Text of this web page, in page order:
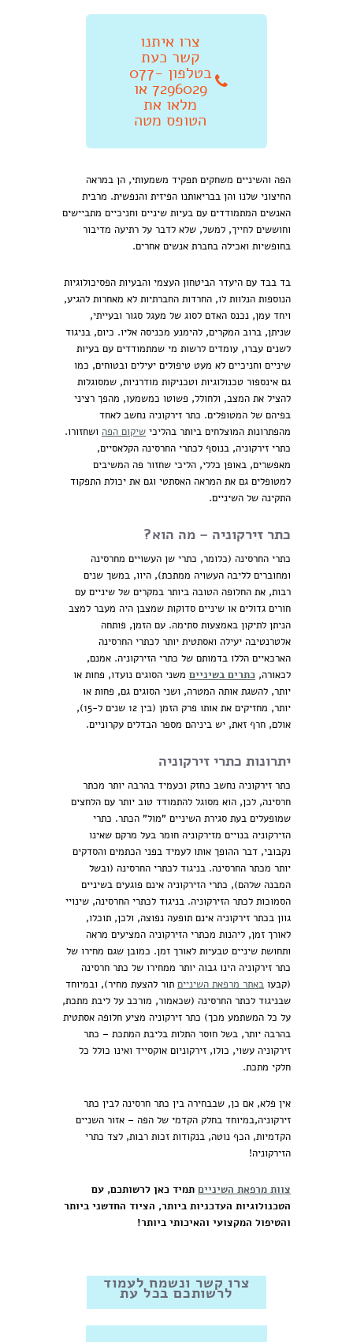
צרו איתנו
קשר כעת
בטלפון 077-
7296029 או
מלאו את
הטופס מטה
הפה והשיניים משחקים תפקיד משמעותי, הן במראה
החיצוני שלנו והן בבריאותנו הפיזית והנפשית. מרבית
האנשים המתמודדים עם בעיות שיניים וחניכיים מתביישים
וחוששים לחייך, למשל, שלא לדבר על רתיעה מדיבור
בחופשיות ואכילה בחברת אנשים אחרים.
בד בבד עם היעדר הביטחון העצמי והבעיות הפסיכולוגיות
הנוספות הנלוות לו, החרדות החברתיות לא מאחרות להגיע,
ויחד עמן, נכנס האדם לסוג של מעגל סגור ובעייתי,
שניתן, ברוב המקרים, להימנע מכניסה אליו. כיום, בניגוד
לשנים עברו, עומדים לרשות מי שמתמודדים עם בעיות
שיניים וחניכיים לא מעט טיפולים יעילים ובטוחים, כמו
גם אינספור טכנולוגיות וטכניקות מודרניות, שמסוגלות
להציל את המצב, ולחולל, פשוטו כמשמעו, מהפך רציני
בפיהם של המטופלים. כתר זירקוניה נחשב לאחד
מהפתרונות המוצלחים ביותר בהליכי שיקום הפה ושחזורו.
כתרי זירקוניה, בנוסף לכתרי החרסינה הקלאסיים,
מאפשרים, באופן כללי, הליכי שחזור פה המשיבים
למטופלים גם את המראה האסתטי וגם את יכולת התפקוד
התקינה של השיניים.
כתר זירקוניה – מה הוא?
כתרי החרסינה (כלומר, כתרי שן העשויים מחרסינה
ומחוברים לליבה העשויה ממתכת), היוו, במשך שנים
רבות, את החלופה הטובה ביותר במקרים של שיניים עם
חורים גדולים או שיניים סדוקות שמצבן היה מעבר למצב
הניתן לתיקון באמצעות סתימה. עם הזמן, פותחה
אלטרנטיבה יעילה ואסתטית יותר לכתרי החרסינה
הארכאיים הללו בדמותם של כתרי הזירקוניה. אמנם,
לכאורה, כתרים בשיניים משני הסוגים נועדו, פחות או
יותר, להשגת אותה המטרה, ושני הסוגים גם, פחות או
יותר, מחזיקים את אותו פרק הזמן (בין 12 שנים ל-15),
אולם, חרף זאת, יש ביניהם מספר הבדלים עקרוניים.
יתרונות כתרי זירקוניה
כתר זירקוניה נחשב כחזק וכעמיד בהרבה יותר מכתר
חרסינה, לכן, הוא מסוגל להתמודד טוב יותר עם הלחצים
שמופעלים בעת סגירת השיניים "מול" הכתר. כתרי
הזירקוניה בנויים מזירקוניה חומר בעל מרקם שאינו
נקבובי, דבר ההופך אותו לעמיד בפני הכתמים והסדקים
יותר מכתר החרסינה. בניגוד לכתרי החרסינה (ובשל
המבנה שלהם), כתרי הזירקוניה אינם פוגעים בשיניים
הסמוכות לכתר הזירקוניה. בניגוד לכתרי החרסינה, שינויי
גוון בכתר זירקוניה אינם תופעה נפוצה, ולכן, תוכלו,
לאורך זמן, ליהנות מכתרי הזירקוניה המציעים מראה
ותחושת שיניים טבעיות לאורך זמן. כמובן שגם מחירו של
כתר זירקוניה הינו גבוה יותר ממחירו של כתר חרסינה
(קבעו באתר מרפאת השיניים תור להצעת מחיר), ובמיוחד
שבניגוד לכתר החרסינה (שכאמור, מורכב על ליבת מתכת,
על כל המשתמע מכך) כתר זירקוניה מציע חלופה אסתטית
בהרבה יותר, בשל חוסר התלות בליבת המתכת – כתר
זירקוניה עשוי, כולו, זירקוניום אוקסייד ואינו כולל כל
חלקי מתכת.
אין פלא, אם כן, שבבחירה בין כתר חרסינה לבין כתר
זירקוניה,במיוחד בחלק הקדמי של הפה – אזור השניים
הקדמיות, הכף נוטה, בנקודות זכות רבות, לצד כתרי
הזירקוניה!
צוות מרפאת השיניים תמיד כאן לרשותכם, עם
הטכנולוגיות העדכניות ביותר, הציוד החדשני ביותר
והטיפול המקצועי והאיכותי ביותר!
צרו קשר ונשמח לעמוד
לרשותכם בכל עת